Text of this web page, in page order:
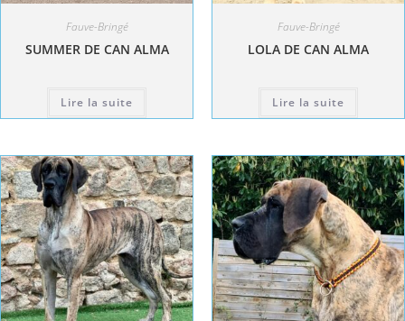
Fauve-Bringé
SUMMER DE CAN ALMA
Lire la suite
Fauve-Bringé
LOLA DE CAN ALMA
Lire la suite